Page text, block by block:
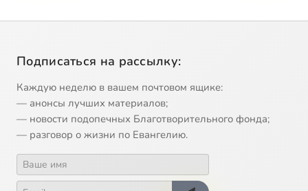
Подписаться на рассылку:
Каждую неделю в вашем почтовом ящике:
— анонсы лучших материалов;
— новости подопечных Благотворительного фонда;
— разговор о жизни по Евангелию.